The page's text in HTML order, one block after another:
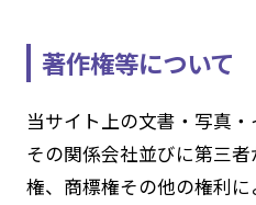
著作権等について
当サイト上の文書・写真
その関係会社並びに第三
権、商標権その他の権利